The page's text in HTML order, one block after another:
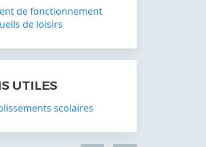
de fonctionnement
de loisirs
UTILES
scolaires